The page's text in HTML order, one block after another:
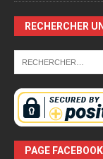
RECHERCHER
PAGE FACEBOOK